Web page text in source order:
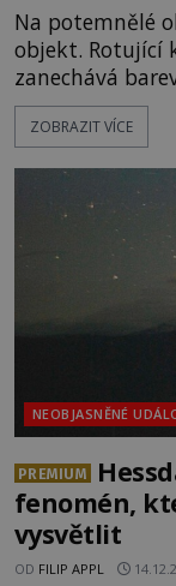
Na potemnělé
objekt. Rotující
zanechává
stejně
Norové, kteří ji
nestíhají
zaskočení. Za no
ZOBRAZIT VÍCE
NEOBJASNĚNÉ
PREMIUM
fenomén,
vysvětlit
OD FILIP APPL